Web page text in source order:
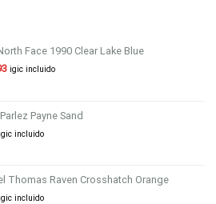
Face 1990 Clear Lake Blue
igic incluido
Payne Sand
incluido
Thomas Raven Crosshatch Orange
incluido